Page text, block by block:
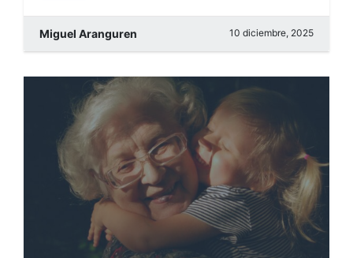
Miguel Aranguren 10 diciembre, 2025